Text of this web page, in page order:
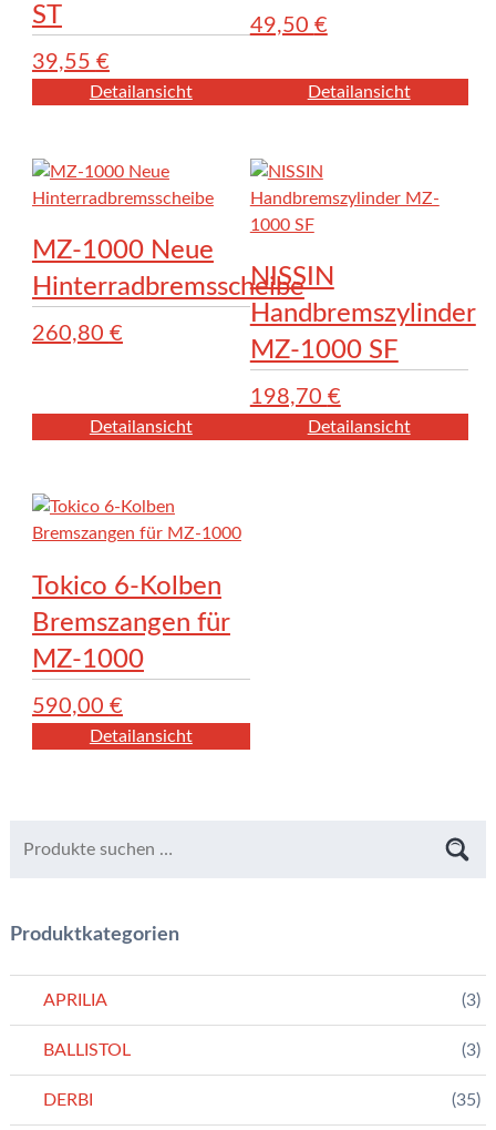
ST
39,55 €
Detailansicht
49,50 €
Detailansicht
MZ-1000 Neue
Hinterradbremsscheibe
260,80 €
Detailansicht
NISSIN
Handbremszylinder
MZ-1000 SF
198,70 €
Detailansicht
Tokico 6-Kolben
Bremszangen für
MZ-1000
590,00 €
Detailansicht
Produktkategorien
APRILIA (3)
BALLISTOL (3)
DERBI (35)